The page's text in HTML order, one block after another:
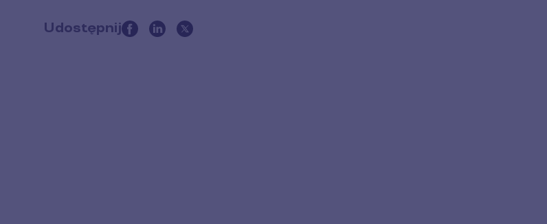
Udostępnij
this